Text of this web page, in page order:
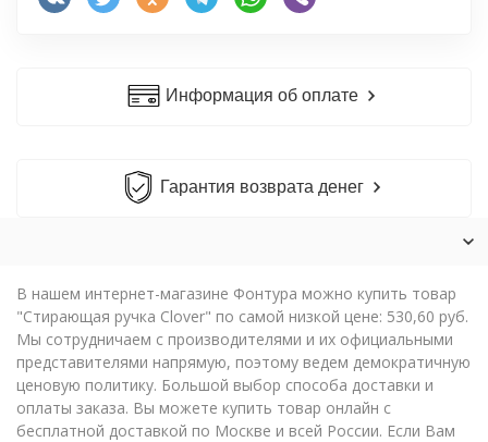
Информация об оплате
Гарантия возврата денег
В нашем интернет-магазине Фонтура можно купить товар
"Стирающая ручка Clover" по самой низкой цене: 530,60 руб.
Мы сотрудничаем с производителями и их официальными
представителями напрямую, поэтому ведем демократичную
ценовую политику. Большой выбор способа доставки и
оплаты заказа. Вы можете купить товар онлайн с
бесплатной доставкой по Москве и всей России. Если Вам